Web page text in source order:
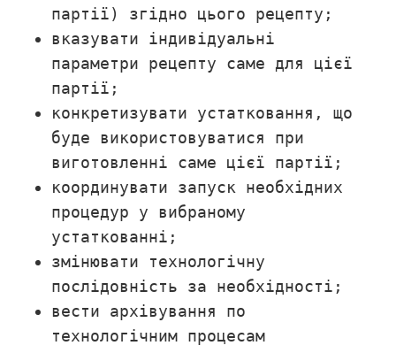
партії) згідно цього рецепту;
вказувати індивідуальні
параметри рецепту саме для цієї
партії;
конкретизувати устатковання, що
буде використовуватися при
виготовленні саме цієї партії;
координувати запуск необхідних
процедур у вибраному
устаткованні;
змінювати технологічну
послідовність за необхідності;
вести архівування по
технологічним процесам